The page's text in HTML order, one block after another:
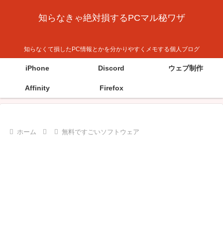
知らなきゃ絶対損するPCマル秘ワザ
知らなくて損したPC情報とかを分かりやすくメモする個人ブログ
iPhone Discord ウェブ制作
Affinity Firefox
ホーム 無料ですごいソフトウェア